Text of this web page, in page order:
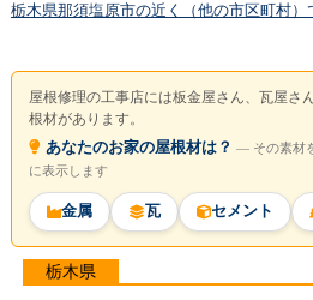
栃木県那須塩原市の近く（他の市区町村）
屋根修理の工事店には板金屋さん、瓦屋さ
根材があります。
あなたのお家の屋根材は？ ― その素材
に表示します
金属 瓦 セメント
栃木県